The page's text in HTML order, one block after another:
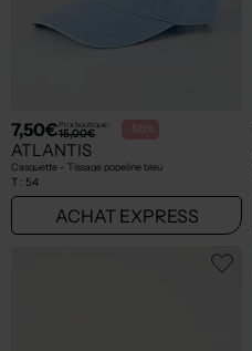
7,50€Prix boutique :
15,00€ -50%
ATLANTIS
Casquette - Tissage popeline bleu
T : 54
ACHAT EXPRESS